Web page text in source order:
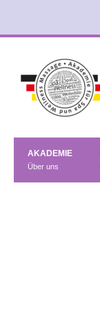
AKADEMIE
Über uns